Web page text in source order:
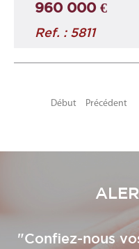
960 000 €
Ref. : 5811
Début Précédent
"Confiez-nous